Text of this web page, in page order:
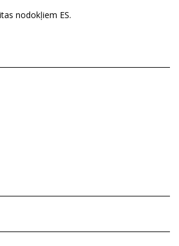
nodokļiem ES.